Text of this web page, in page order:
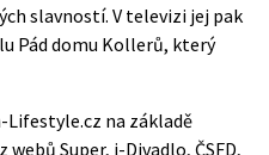
slavností. V televizi jej pak
Pád domu Kollerů, který
Lifestyle.cz na základě
webů Super, i-Divadlo, ČSFD,